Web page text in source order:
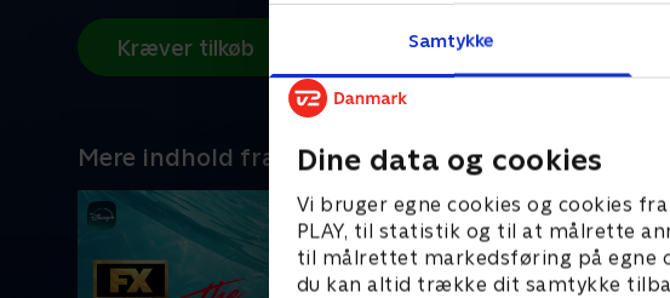
Samtykke
Dine data og cookies
Vi bruger egne cookies og cookies
PLAY, til statistik og til at målrette
til målrettet markedsføring på egne
du kan altid trække dit samtykke
Kræver tilkøb
Mere indhold fra Disney+